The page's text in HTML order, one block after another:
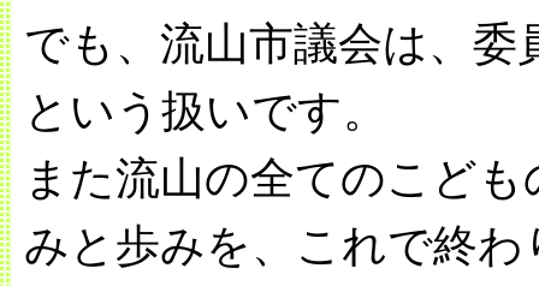
でも、流山市議会は、
という扱いです。
また流山の全てのこど
みと歩みを、これで終